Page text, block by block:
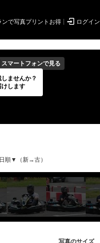
ンで写真プリントお得  ログイン
スマートフォンで見る
順▼（新→古）
写真のサイズ
ませんか？
けします